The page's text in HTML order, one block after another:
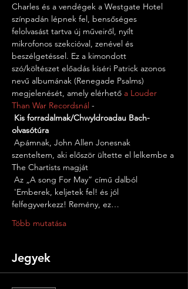
Charles és a vendégek a Westgate Hotel
színpadán lépnek fel, bensőséges
felolvasást tartva új műveiről, nyílt
mikrofonos szekcióval, zenével és
beszélgetéssel. Ez a kimondott
szó/költészet előadás kíséri Patrick azonos
nevű albumának (Renegade Psalms)
megjelenését, amely elérhető a Louder
Than War Recordsnál -
Kis forradalmak/Chwyldroadau Bach-
olvasótúra
szenteltem, aki először ültette el lelkembe a
The Chartists magját
Az „A song For May” című dalból
felfegyverkezz! Remény, ez…
Több mutatása
Jegyek